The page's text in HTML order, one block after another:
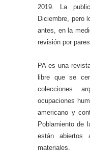
2019. La
Diciembre, pero
antes, en la
revisión por
PA es una
libre que se
colecciones
ocupaciones
americano y
Poblamiento de
están abiertos
materiales.